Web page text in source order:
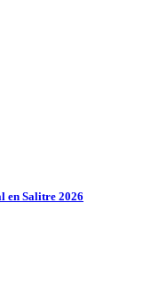
en Salitre 2026